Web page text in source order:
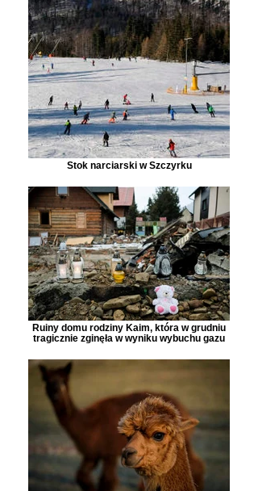
Stok narciarski w Szczyrku
Ruiny domu rodziny Kaim, która w grudniu
tragicznie zginęła w wyniku wybuchu gazu